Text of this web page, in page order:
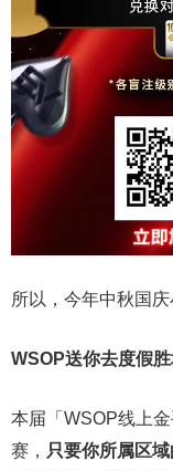
所以，今年中秋国
WSOP送你去度假
本届「WSOP线上
赛， 只要你所属区